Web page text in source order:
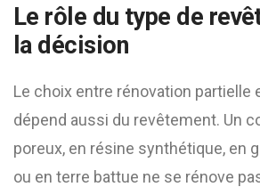
Le rôle du type de
la décision
Le choix entre rénovation partielle
dépend aussi du revêtement. Un
poreux, en résine synthétique, en
ou en terre battue ne se rénove